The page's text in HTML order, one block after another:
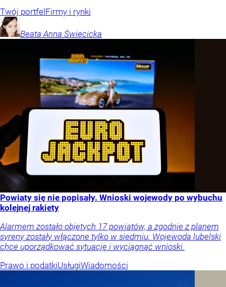
Twój portfelFirmy i rynki
Beata Anna Święcicka
Powiaty się nie popisały. Wnioski wojewody po wybuchu
kolejnej rakiety
Alarmem zostało objętych 17 powiatów, a zgodnie z planem
syreny zostały włączone tylko w siedmiu. Wojewoda lubelski
chce uporządkować sytuację i wyciągnąć wnioski.
Prawo i podatkiUsługiWiadomości